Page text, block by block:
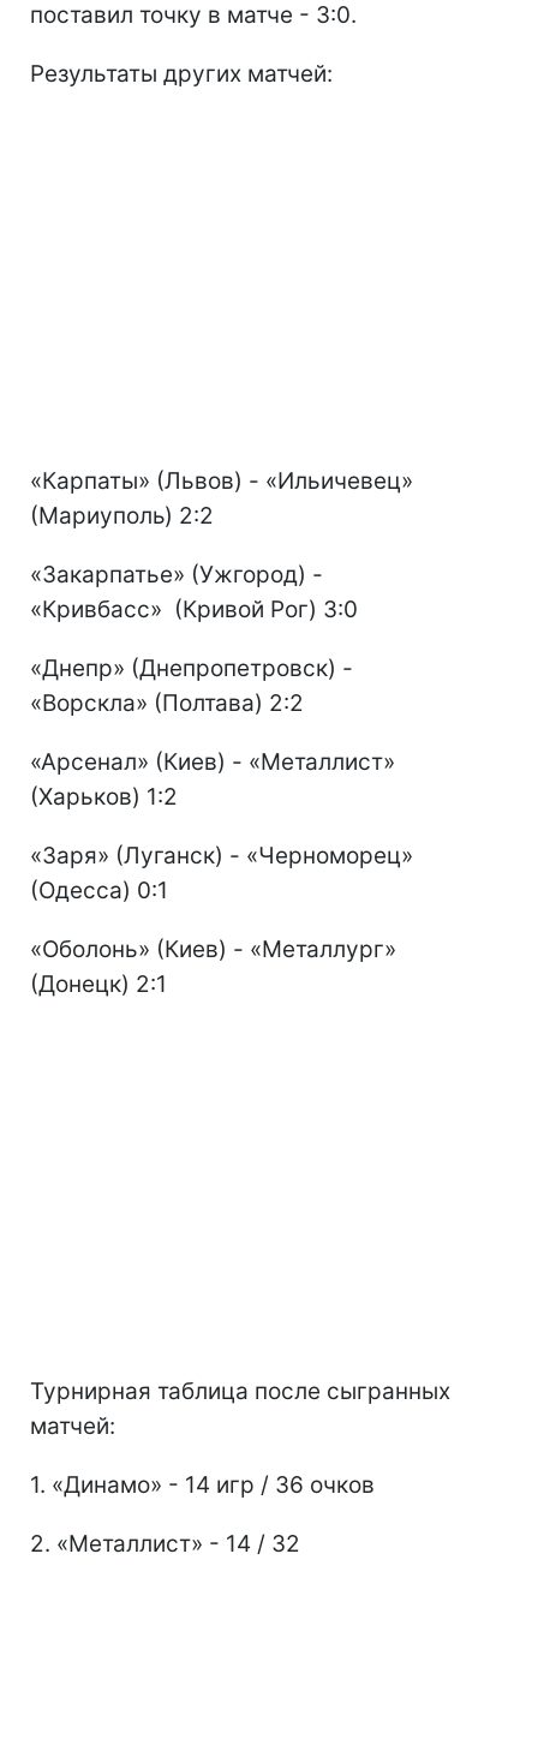
поставил точку в матче - 3:0.
Результаты других матчей:
«Карпаты» (Львов) - «Ильичевец»
(Мариуполь) 2:2
«Закарпатье» (Ужгород) -
«Кривбасс» (Кривой Рог) 3:0
«Днепр» (Днепропетровск) -
«Ворскла» (Полтава) 2:2
«Арсенал» (Киев) - «Металлист»
(Харьков) 1:2
«Заря» (Луганск) - «Черноморец»
(Одесса) 0:1
«Оболонь» (Киев) - «Металлург»
(Донецк) 2:1
Турнирная таблица после сыгранных
матчей:
1. «Динамо» - 14 игр / 36 очков
2. «Металлист» - 14 / 32